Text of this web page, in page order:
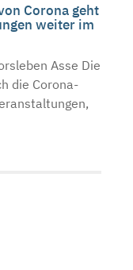
Corona geht
weiter im
Asse Die
die Corona-